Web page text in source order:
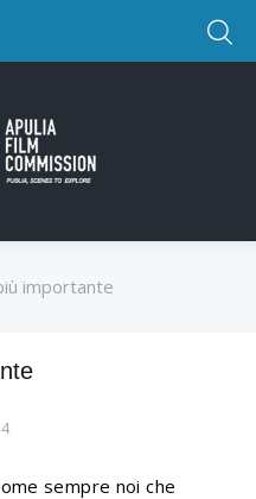
importante
sempre noi che